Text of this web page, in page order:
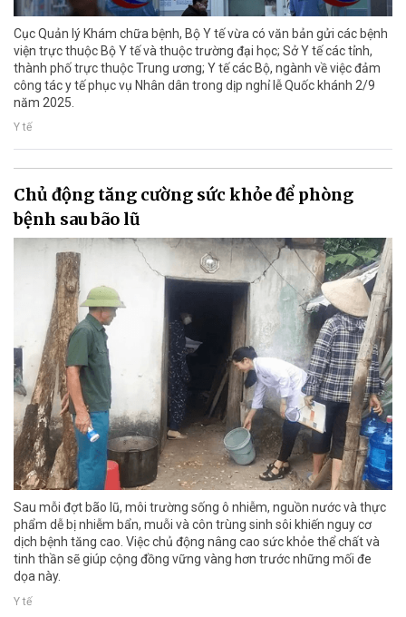
Cục Quản lý Khám chữa bệnh, Bộ Y tế vừa có văn bản gửi các bệnh
viện trực thuộc Bộ Y tế và thuộc trường đại học; Sở Y tế các tỉnh,
thành phố trực thuộc Trung ương; Y tế các Bộ, ngành về việc đảm
công tác y tế phục vụ Nhân dân trong dịp nghỉ lễ Quốc khánh 2/9
năm 2025.
Y tế
Chủ động tăng cường sức khỏe để phòng
bệnh sau bão lũ
Sau mỗi đợt bão lũ, môi trường sống ô nhiễm, nguồn nước và thực
phẩm dễ bị nhiễm bẩn, muỗi và côn trùng sinh sôi khiến nguy cơ
dịch bệnh tăng cao. Việc chủ động nâng cao sức khỏe thể chất và
tinh thần sẽ giúp cộng đồng vững vàng hơn trước những mối đe
dọa này.
Y tế